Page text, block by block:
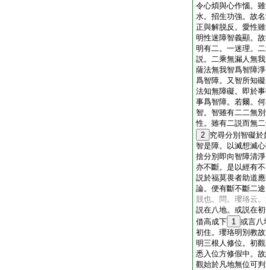
令心煩與心作惱。
水。招生功強。故
正與解脱反。愛性
明性迷障智義顯。
明有二。一迷理。
説。二乘無漏人無
薩法無我智爲智障
爲智障。又智所知
法知無障礙。即於
事爲智障。若爾。
智。智雖有二二無
性。雖有二説而無
2 究尋分別智礙
智是障。以滅想滅
捨分別即向智障清
亦不斷。是以經有
説於福莫畏者助道
論。便有斷不斷二
競也。問。瓔珞云
説在八地。或説在
借高成下 1 或言八
初住。瓔珞明別教
明三根人修位。初
悉入位方修假中。
觀始於凡地無位可